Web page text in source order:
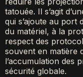
tatouée. Il s’agit
qui s’ajoute au port
du matériel, à la
respect des
souvent en matière
l’accumulation des
sécurité globale.